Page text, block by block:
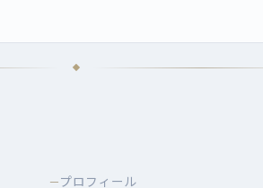
—プロフィール